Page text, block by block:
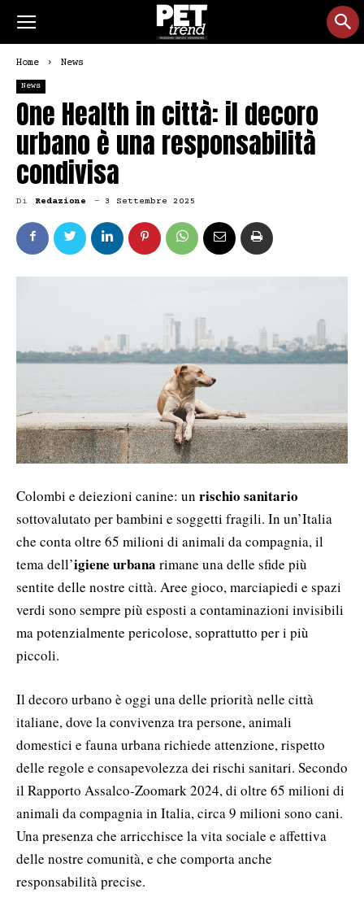
Home News
News
One Health in città: il decoro
urbano è una responsabilità
condivisa
Di Redazione - 3 Settembre 2025
Colombi e deiezioni canine: un rischio sanitario
sottovalutato per bambini e soggetti fragili. In un’Italia
che conta oltre 65 milioni di animali da compagnia, il
tema dell’igiene urbana rimane una delle sfide più
sentite delle nostre città. Aree gioco, marciapiedi e spazi
verdi sono sempre più esposti a contaminazioni invisibili
ma potenzialmente pericolose, soprattutto per i più
piccoli.
Il decoro urbano è oggi una delle priorità nelle città
italiane, dove la convivenza tra persone, animali
domestici e fauna urbana richiede attenzione, rispetto
delle regole e consapevolezza dei rischi sanitari. Secondo
il Rapporto Assalco-Zoomark 2024, di oltre 65 milioni di
animali da compagnia in Italia, circa 9 milioni sono cani.
Una presenza che arricchisce la vita sociale e affettiva
delle nostre comunità, e che comporta anche
responsabilità precise.